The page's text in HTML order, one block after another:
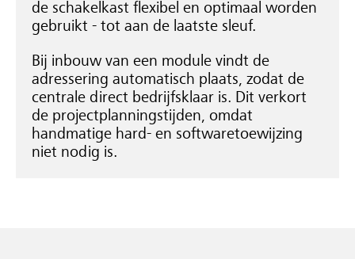
de schakelkast flexibel en optimaal worden
gebruikt - tot aan de laatste sleuf.
Bij inbouw van een module vindt de
adressering automatisch plaats, zodat de
centrale direct bedrijfsklaar is. Dit verkort
de projectplanningstijden, omdat
handmatige hard- en softwaretoewijzing
niet nodig is.